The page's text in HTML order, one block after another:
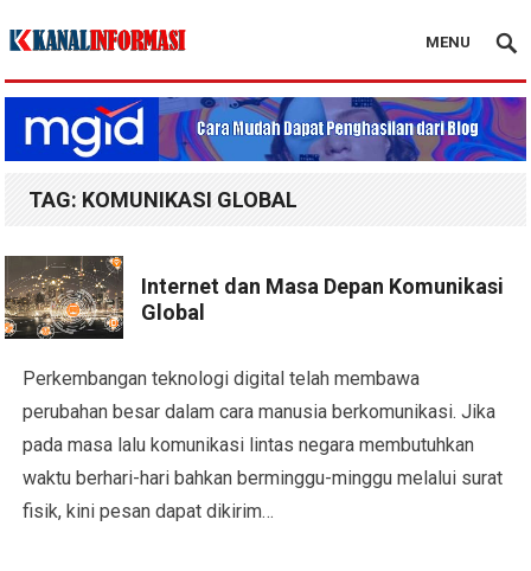
Blog Kanal Info
MENU
TAG: KOMUNIKASI GLOBAL
Internet dan Masa Depan Komunikasi
Global
Perkembangan teknologi digital telah membawa
perubahan besar dalam cara manusia berkomunikasi. Jika
pada masa lalu komunikasi lintas negara membutuhkan
waktu berhari-hari bahkan berminggu-minggu melalui surat
fisik, kini pesan dapat dikirim…